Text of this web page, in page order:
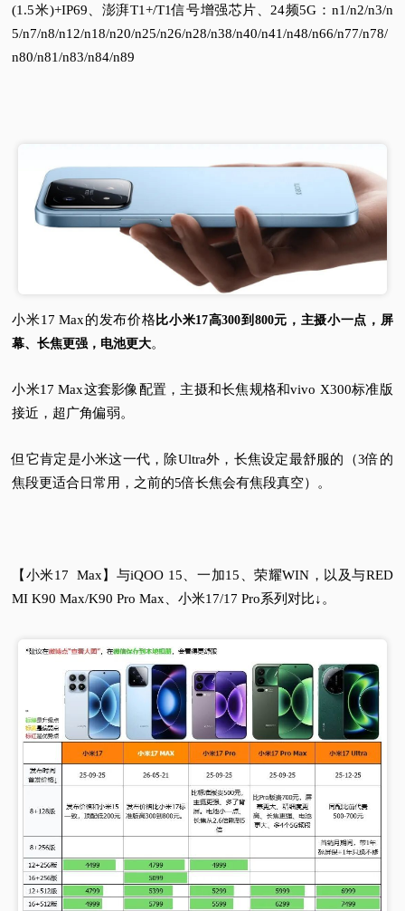
(1.5米)+IP69、澎湃T1+/T1信号增强芯片、24频5G：n1/n2/n3/n
5/n7/n8/n12/n18/n20/n25/n26/n28/n38/n40/n41/n48/n66/n77/n78/
n80/n81/n83/n84/n89
小米17 Max的发布价格 比小米17高300到800元，主摄小一点，屏
幕、长焦更强，电池更大。
小米17 Max这套影像配置，主摄和长焦规格和vivo X300标准版
接近，超广角偏弱。
但它肯定是小米这一代，除Ultra外，长焦设定最舒服的（3倍的
焦段更适合日常用，之前的5倍长焦会有焦段真空）。
【小米17 Max】与iQOO 15、一加15、荣耀WIN，以及与RED
MI K90 Max/K90 Pro Max、小米17/17 Pro系列对比↓。